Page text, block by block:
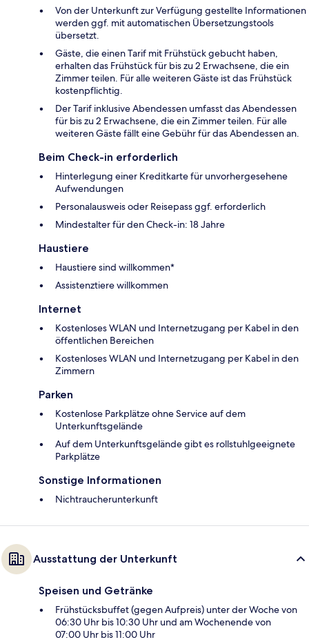
Von der Unterkunft zur Verfügung gestellte Informationen
werden ggf. mit automatischen Übersetzungstools
übersetzt.
Gäste, die einen Tarif mit Frühstück gebucht haben,
erhalten das Frühstück für bis zu 2 Erwachsene, die ein
Zimmer teilen. Für alle weiteren Gäste ist das Frühstück
kostenpflichtig.
Der Tarif inklusive Abendessen umfasst das Abendessen
für bis zu 2 Erwachsene, die ein Zimmer teilen. Für alle
weiteren Gäste fällt eine Gebühr für das Abendessen an.
Beim Check-in erforderlich
Hinterlegung einer Kreditkarte für unvorhergesehene
Aufwendungen
Personalausweis oder Reisepass ggf. erforderlich
Mindestalter für den Check-in: 18 Jahre
Haustiere
Haustiere sind willkommen*
Assistenztiere willkommen
Internet
Kostenloses WLAN und Internetzugang per Kabel in den
öffentlichen Bereichen
Kostenloses WLAN und Internetzugang per Kabel in den
Zimmern
Parken
Kostenlose Parkplätze ohne Service auf dem
Unterkunftsgelände
Auf dem Unterkunftsgelände gibt es rollstuhlgeeignete
Parkplätze
Sonstige Informationen
Nichtraucherunterkunft
Ausstattung der Unterkunft
Speisen und Getränke
Frühstücksbuffet (gegen Aufpreis) unter der Woche von
06:30 Uhr bis 10:30 Uhr und am Wochenende von
07:00 Uhr bis 11:00 Uhr